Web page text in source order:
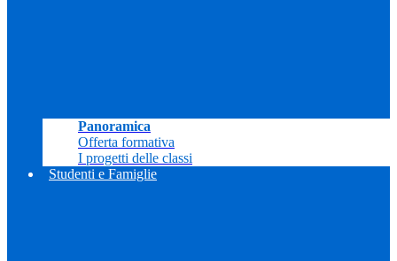
Panoramica
Offerta formativa
I progetti delle classi
Studenti e Famiglie